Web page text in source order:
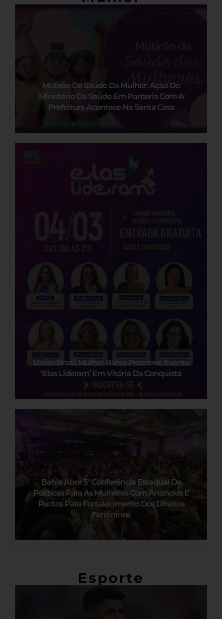
Mutirão De Saúde Da Mulher: Ação Do
Ministério Da Saúde Em Parceria Com A
Prefeitura Acontece Na Santa Casa
União Brasil Mulher Bahia Promove Evento
‘Elas Lideram’ Em Vitória Da Conquista
Bahia Abre 5ª Conferência Estadual De
Políticas Para As Mulheres Com Anúncios E
Pactos Para Fortalecimento Dos Direitos
Femininos
Esporte